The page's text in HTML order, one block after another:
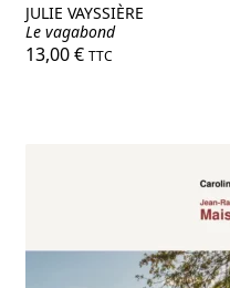
JULIE VAYSSIÈRE
Le vagabond
13,00€ TTC